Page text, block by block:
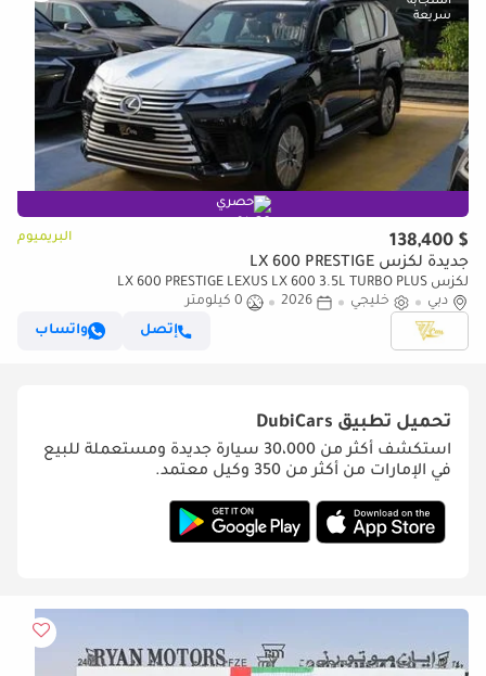
حصري
$ 138,400 البريميوم
جديدة لكزس LX 600 PRESTIGE
لكزس LX 600 PRESTIGE LEXUS LX 600 3.5L TURBO PLUS
دبي
خليجي 2026
0 كيلومتر
إتصل
واتساب
تحميل تطبيق DubiCars
استكشف أكثر من 30،000 سيارة جديدة ومستعملة للبيع
في الإمارات من أكثر من 350 وكيل معتمد.